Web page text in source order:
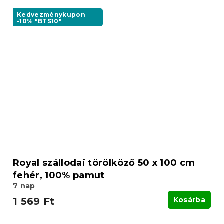
Kedvezménykupon
-10% "BTS10"
Royal szállodai törölköző 50 x 100 cm
fehér, 100% pamut
7 nap
1 569 Ft Kosárba